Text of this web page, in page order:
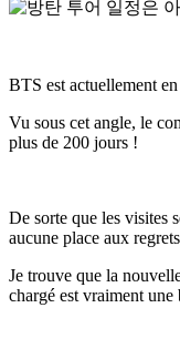
BTS est actuellement
Vu sous cet angle, le
plus de 200 jours !
De sorte que les visites
aucune place aux
Je trouve que la
chargé est vraiment